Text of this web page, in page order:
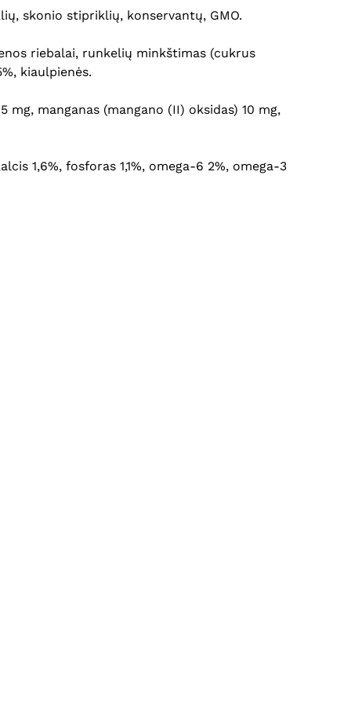
skonio stipriklių, konservantų, GMO.
riebalai, runkelių minkštimas (cukrus
kiaulpienės.
mg, manganas (mangano (II) oksidas) 10 mg,
1,6%, fosforas 1,1%, omega-6 2%, omega-3